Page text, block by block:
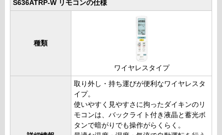
S636ATRP-W リモコンの仕様
種類
ワイヤレスタイプ
取り外し・持ち運びが便利なワイヤレスタ
イプ。
使いやすく見やすさに拘ったダイキンのリ
モコンは、バックライト付き液晶と蓄光ボ
タンで暗がりでも操作がらくらく。